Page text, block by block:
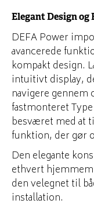
Elegant Design
DEFA Power
avancerede
kompakt design.
intuitivt display,
navigere gennem
fastmonteret
besværet med at
funktion, der gør
Den elegante
ethvert
den velegnet til
installation.